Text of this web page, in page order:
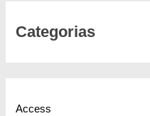
Categorias
Access